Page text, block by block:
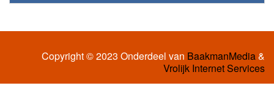
Copyright © 2023 Onderdeel van BaakmanMedia&
Vrolijk Internet Services